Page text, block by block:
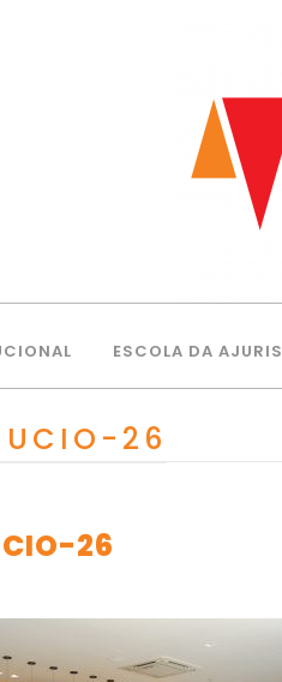
ESCOLA DA AJURIS
26
26